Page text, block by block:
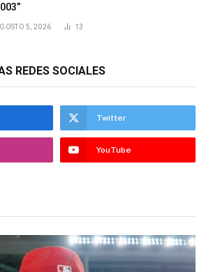
5, 2026 13
REDES SOCIALES
Twitter
YouTube